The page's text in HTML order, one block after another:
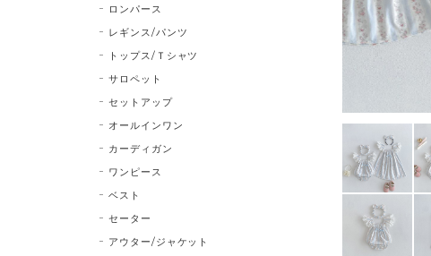
ロンパース
レギンス/パンツ
トップス/Ｔシャツ
サロペット
セットアップ
オールインワン
カーディガン
ワンピース
ベスト
セーター
アウター/ジャケット